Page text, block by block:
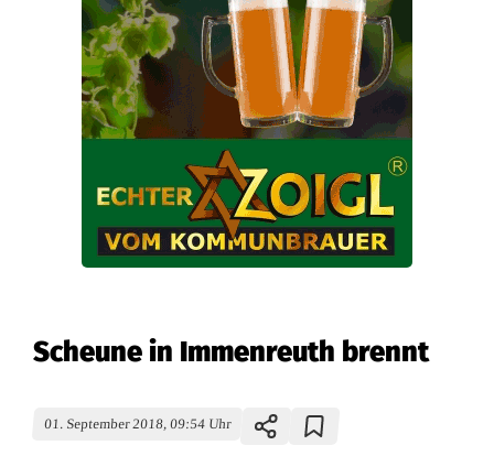
Scheune in Immenreuth brennt
01. September 2018, 09:54 Uhr